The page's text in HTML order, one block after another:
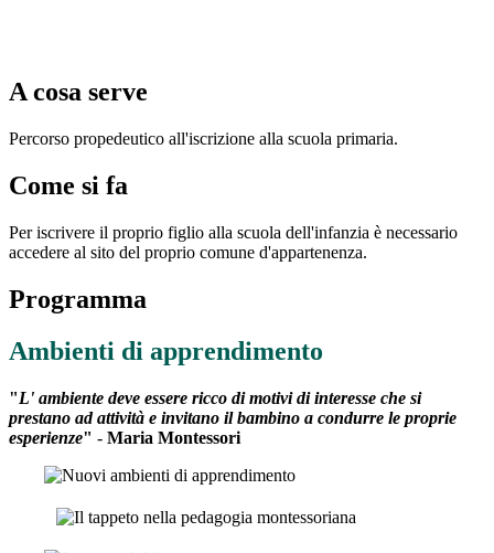
A cosa serve
Percorso propedeutico all'iscrizione alla scuola primaria.
Come si fa
Per iscrivere il proprio figlio alla scuola dell'infanzia è necessario
accedere al sito del proprio comune d'appartenenza.
Programma
Ambienti di apprendimento
"L' ambiente deve essere ricco di motivi di interesse che si
prestano ad attività e invitano il bambino a condurre le proprie
esperienze" - Maria Montessori